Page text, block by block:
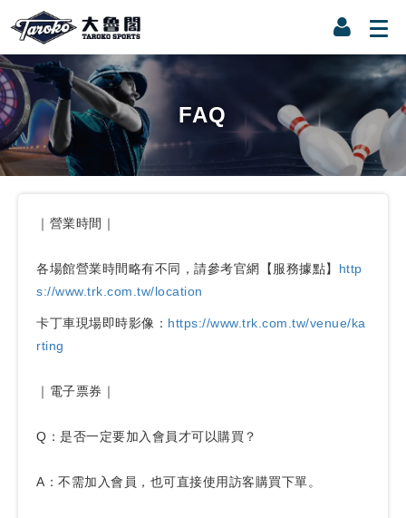
FAQ
｜營業時間｜
各場館營業時間略有不同，請參考官網【服務據點】 http
s://www.trk.com.tw/location
卡丁車現場即時影像： https://www.trk.com.tw/venue/ka
rting
｜電子票券｜
Q：是否一定要加入會員才可以購買？
A：不需加入會員，也可直接使用訪客購買下單。